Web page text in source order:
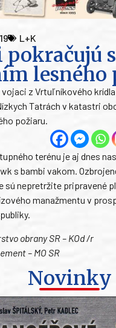
L+K
pokračujú s
lesného
z Vrtuľníkového
Tatrách v katastri
požiaru.
terénu je aj dnes
s bambi vakom.
sú nepretržite pripravené
manažmentu v
obrany SR – KOd /r
– MO SR
Novinky